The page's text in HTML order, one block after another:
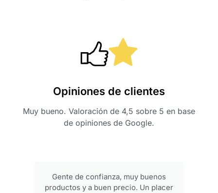
Opiniones de clientes
Muy bueno. Valoración de 4,5 sobre 5 en base
de opiniones de Google.
Gente de confianza, muy buenos
productos y a buen precio. Un placer